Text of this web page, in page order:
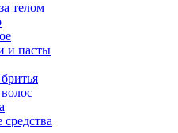
телом
и пасты